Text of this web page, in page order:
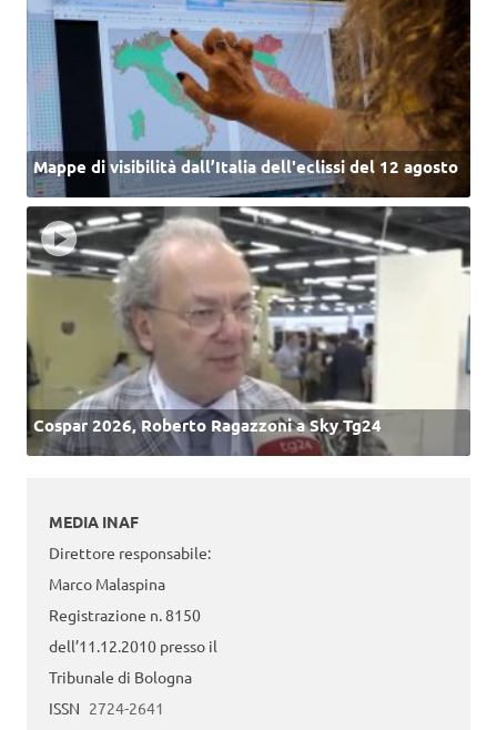
Mappe di visibilità dall’Italia dell'eclissi del 12 agosto
Cospar 2026, Roberto Ragazzoni a Sky Tg24
MEDIA INAF
Direttore responsabile:
Marco Malaspina
Registrazione n. 8150
dell’11.12.2010 presso il
Tribunale di Bologna
ISSN 2724-2641